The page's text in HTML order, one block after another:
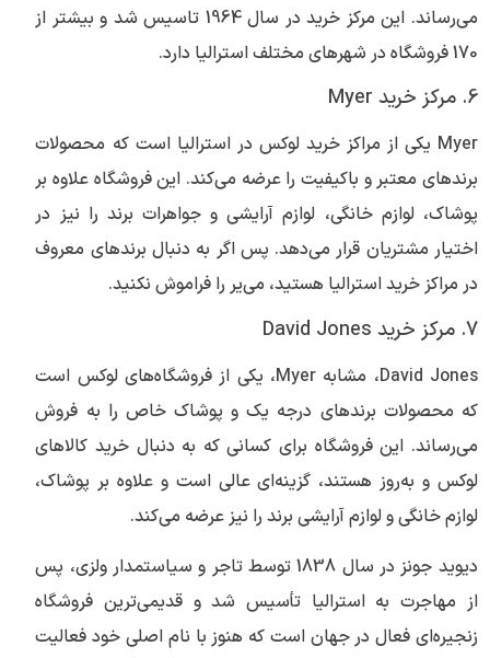
می‌رساند. این مرکز خرید در سال 1964 تاسیس شد و بیشتر از
170 فروشگاه در شهرهای مختلف استرالیا دارد.
6. مرکز خرید Myer
Myer یکی از مراکز خرید لوکس در استرالیا است که محصولات
برندهای معتبر و باکیفیت را عرضه می‌کند. این فروشگاه علاوه بر
پوشاک، لوازم خانگی، لوازم آرایشی و جواهرات برند را نیز در
اختیار مشتریان قرار می‌دهد. پس اگر به دنبال برندهای معروف
در مراکز خرید استرالیا هستید، می‌یر را فراموش نکنید.
7. مرکز خرید David Jones
David Jones، مشابه Myer، یکی از فروشگاه‌های لوکس است
که محصولات برندهای درجه یک و پوشاک خاص را به فروش
می‌رساند. این فروشگاه برای کسانی که به دنبال خرید کالاهای
لوکس و به‌روز هستند، گزینه‌ای عالی است و علاوه بر پوشاک،
لوازم خانگی و لوازم آرایشی برند را نیز عرضه می‌کند.
دیوید جونز در سال 1838 توسط تاجر و سیاستمدار ولزی، پس
از مهاجرت به استرالیا تأسیس شد و قدیمی‌ترین فروشگاه
زنجیره‌ای فعال در جهان است که هنوز با نام اصلی خود فعالیت